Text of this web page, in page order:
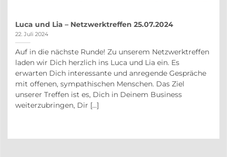
Luca und Lia – Netzwerktreffen 25.07.2024
22. Juli 2024
Auf in die nächste Runde! Zu unserem Netzwerktreffen
laden wir Dich herzlich ins Luca und Lia ein. Es
erwarten Dich interessante und anregende Gespräche
mit offenen, sympathischen Menschen. Das Ziel
unserer Treffen ist es, Dich in Deinem Business
weiterzubringen, Dir [...]